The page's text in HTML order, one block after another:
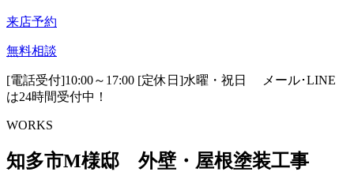
来店予約
無料相談
[電話受付]10:00～17:00 [定休日]水曜・祝日
メール･LINE
は24時間受付中！
WORKS
知多市M様邸 外壁・屋根塗装工事